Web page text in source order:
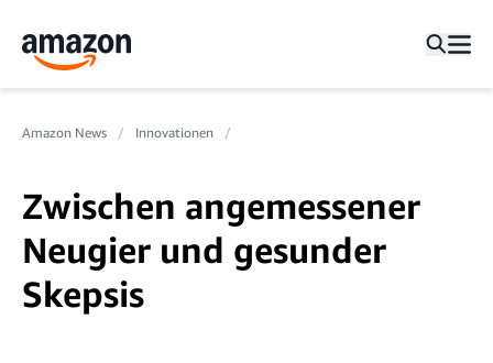
Amazon News Innovationen
Zwischen angemessener
Neugier und gesunder
Skepsis